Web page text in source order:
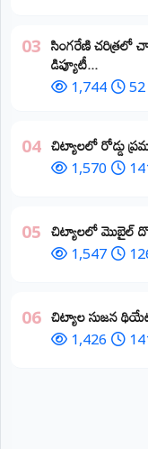
03 ​సింగరేణి చరిత్రలో
డిప్యూటీ...
1,744 52
04 చిట్యాలలో రోడ్డు
1,570
05 చిట్యాలలో మొబైల్
1,547
06 చిట్యాల సుజన
1,426